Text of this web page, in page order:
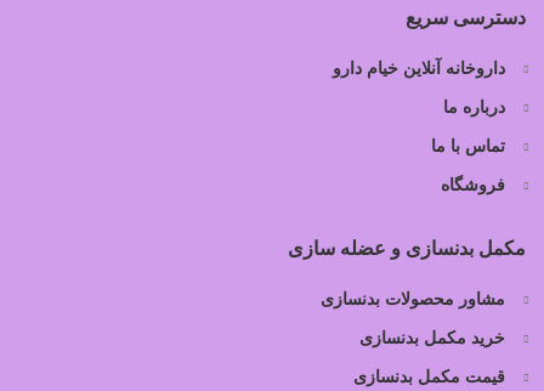
دسترسی سریع
داروخانه آنلاین خیام دارو
درباره ما
تماس با ما
فروشگاه
مکمل بدنسازی و عضله سازی
مشاور محصولات بدنسازی
خرید مکمل بدنسازی
قیمت مکمل بدنسازی